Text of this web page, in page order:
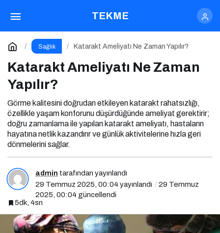
TEKME
Sağlık Katarakt Ameliyatı Ne Zaman Yapılır?
Katarakt Ameliyatı Ne Zaman
Yapılır?
Görme kalitesini doğrudan etkileyen katarakt rahatsızlığı,
özellikle yaşam konforunu düşürdüğünde ameliyat gerektirir;
doğru zamanlama ile yapılan katarakt ameliyatı, hastaların
hayatına netlik kazandırır ve günlük aktivitelerine hızla geri
dönmelerini sağlar.
admin tarafından yayınlandı
29 Temmuz 2025, 00:04 yayınlandı
29 Temmuz
2025, 00:04 güncellendi
5dk, 4sn
Katarakt Ameliyatı Ne Zaman Yapılır?
Yorum Yap